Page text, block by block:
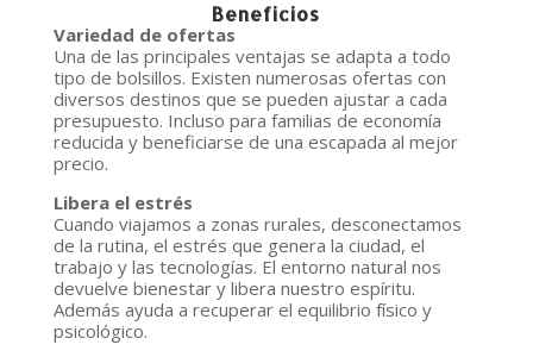
Beneficios
Variedad de ofertas
Una de las principales ventajas se adapta a todo
tipo de bolsillos. Existen numerosas ofertas con
diversos destinos que se pueden ajustar a cada
presupuesto. Incluso para familias de economía
reducida y beneficiarse de una escapada al mejor
precio.
Libera el estrés
Cuando viajamos a zonas rurales, desconectamos
de la rutina, el estrés que genera la ciudad, el
trabajo y las tecnologías. El entorno natural nos
devuelve bienestar y libera nuestro espíritu.
Además ayuda a recuperar el equilibrio físico y
psicológico.